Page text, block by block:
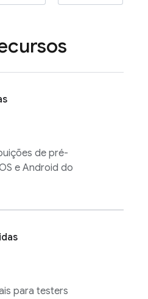
de pré-
e Android do
para testers